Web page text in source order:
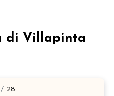
di Villapinta
28